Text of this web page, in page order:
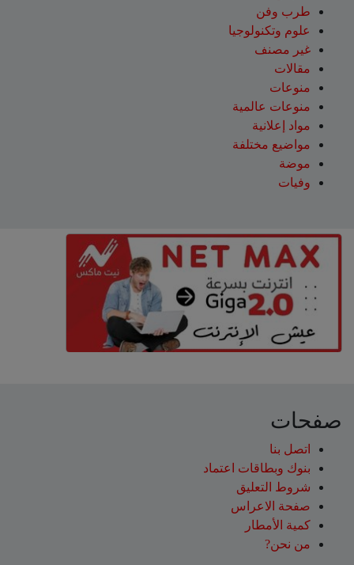
طرب وفن
علوم وتكنولوجيا
غير مصنف
مقالات
منوعات
منوعات عالمية
مواد إعلانية
مواضيع مختلفة
موضة
وفيات
صفحات
اتصل بنا
بنوك وبطاقات اعتماد
شروط التعليق‎
صفحة الاعراس
كمية الأمطار
من نحن?